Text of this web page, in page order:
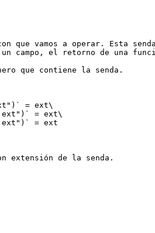
que vamos a operar. Esta
campo, el retorno de una
que contiene la senda.
= ext\
= ext\
= ext
extensión de la senda.